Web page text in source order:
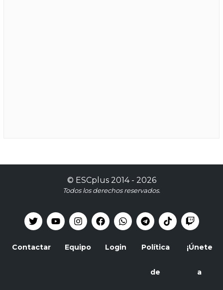
© ESCplus2014 - 2026
Todos los derechos reservados.
Contactar Equipo Login Política
de
¡Únete
a